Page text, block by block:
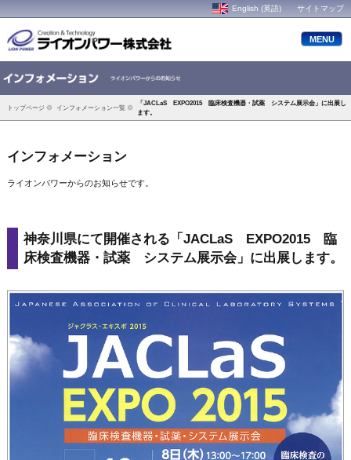
English (英語) サイトマップ
MENU
トップページ インフォメーション一覧
「JACLaS EXPO2015 臨床検査機器・試薬 システム展示会」に出展し
ます。
インフォメーション
ライオンパワーからのお知らせです。
神奈川県にて開催される「JACLaS EXPO2015 臨
床検査機器・試薬 システム展示会」に出展します。